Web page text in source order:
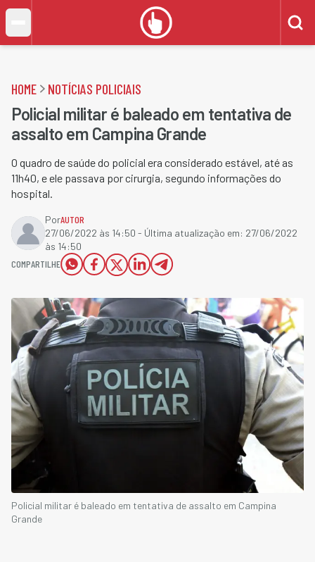
HOME NOTÍCIAS POLICIAIS
Policial militar é baleado em tentativa de
assalto em Campina Grande
O quadro de saúde do policial era considerado estável, até as
11h40, e ele passava por cirurgia, segundo informações do
hospital.
PorAUTOR
27/06/2022 às 14:50 - Última atualização em: 27/06/2022
às 14:50
COMPARTILHE
Policial militar é baleado em tentativa de assalto em Campina
Grande